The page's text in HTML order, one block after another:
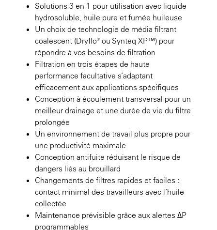
Solutions 3 en 1 pour utilisation avec liquide
hydrosoluble, huile pure et fumée huileuse
Un choix de technologie de média filtrant
coalescent (Dryflo® ou Synteq XP™) pour
répondre à vos besoins de filtration
Filtration en trois étapes de haute
performance facultative s’adaptant
efficacement aux applications spécifiques
Conception à écoulement transversal pour un
meilleur drainage et une durée de vie du filtre
prolongée
Un environnement de travail plus propre pour
une productivité maximale
Conception antifuite réduisant le risque de
dangers liés au brouillard
Changements de filtres rapides et faciles :
contact minimal des travailleurs avec l’huile
collectée
Maintenance prévisible grâce aux alertes ΔP
programmables